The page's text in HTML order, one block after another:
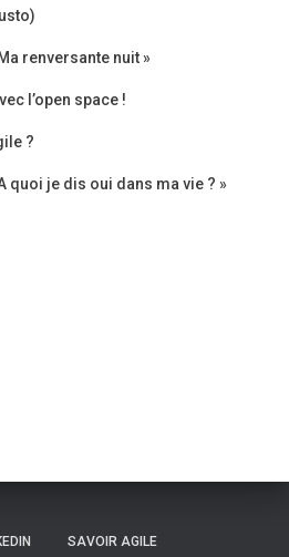
renversante nuit »
l’open space !
?
quoi je dis oui dans ma vie ? »
SAVOIR AGILE